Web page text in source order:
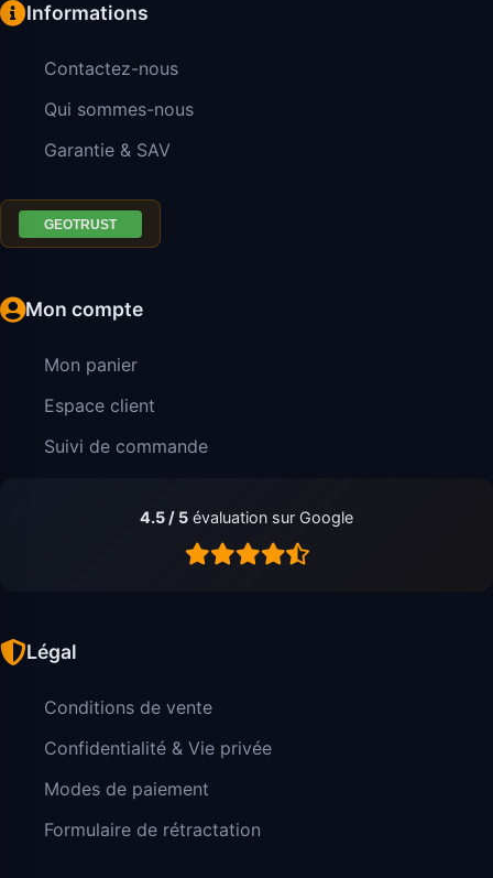
Informations
Contactez-nous
Qui sommes-nous
Garantie & SAV
Mon compte
Mon panier
Espace client
Suivi de commande
4.5 / 5 évaluation sur Google
Légal
Conditions de vente
Confidentialité & Vie privée
Modes de paiement
Formulaire de rétractation